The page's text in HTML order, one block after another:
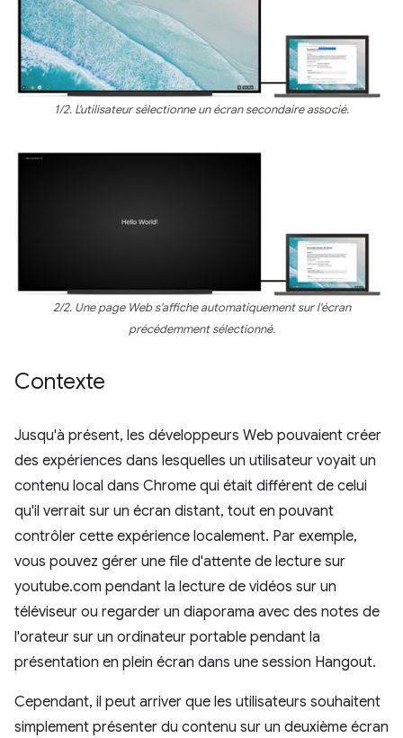
1/2. L'utilisateur sélectionne un écran secondaire associé.
2/2. Une page Web s'affiche automatiquement sur l'écran
précédemment sélectionné.
Contexte
Jusqu'à présent, les développeurs Web pouvaient créer
des expériences dans lesquelles un utilisateur voyait un
contenu local dans Chrome qui était différent de celui
qu'il verrait sur un écran distant, tout en pouvant
contrôler cette expérience localement. Par exemple,
vous pouvez gérer une file d'attente de lecture sur
youtube.com pendant la lecture de vidéos sur un
téléviseur ou regarder un diaporama avec des notes de
l'orateur sur un ordinateur portable pendant la
présentation en plein écran dans une session Hangout.
Cependant, il peut arriver que les utilisateurs souhaitent
simplement présenter du contenu sur un deuxième écran